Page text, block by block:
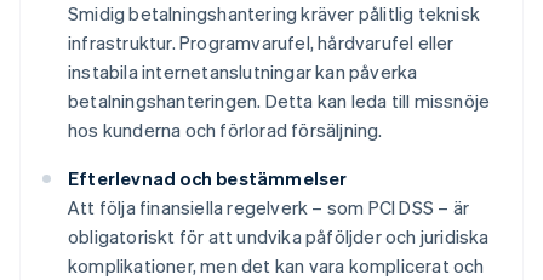
Smidig betalningshantering kräver pålitlig teknisk
infrastruktur. Programvarufel, hårdvarufel eller
instabila internetanslutningar kan påverka
betalningshanteringen. Detta kan leda till missnöje
hos kunderna och förlorad försäljning.
Efterlevnad och bestämmelser
Att följa finansiella regelverk – som PCI DSS – är
obligatoriskt för att undvika påföljder och juridiska
komplikationer, men det kan vara komplicerat och